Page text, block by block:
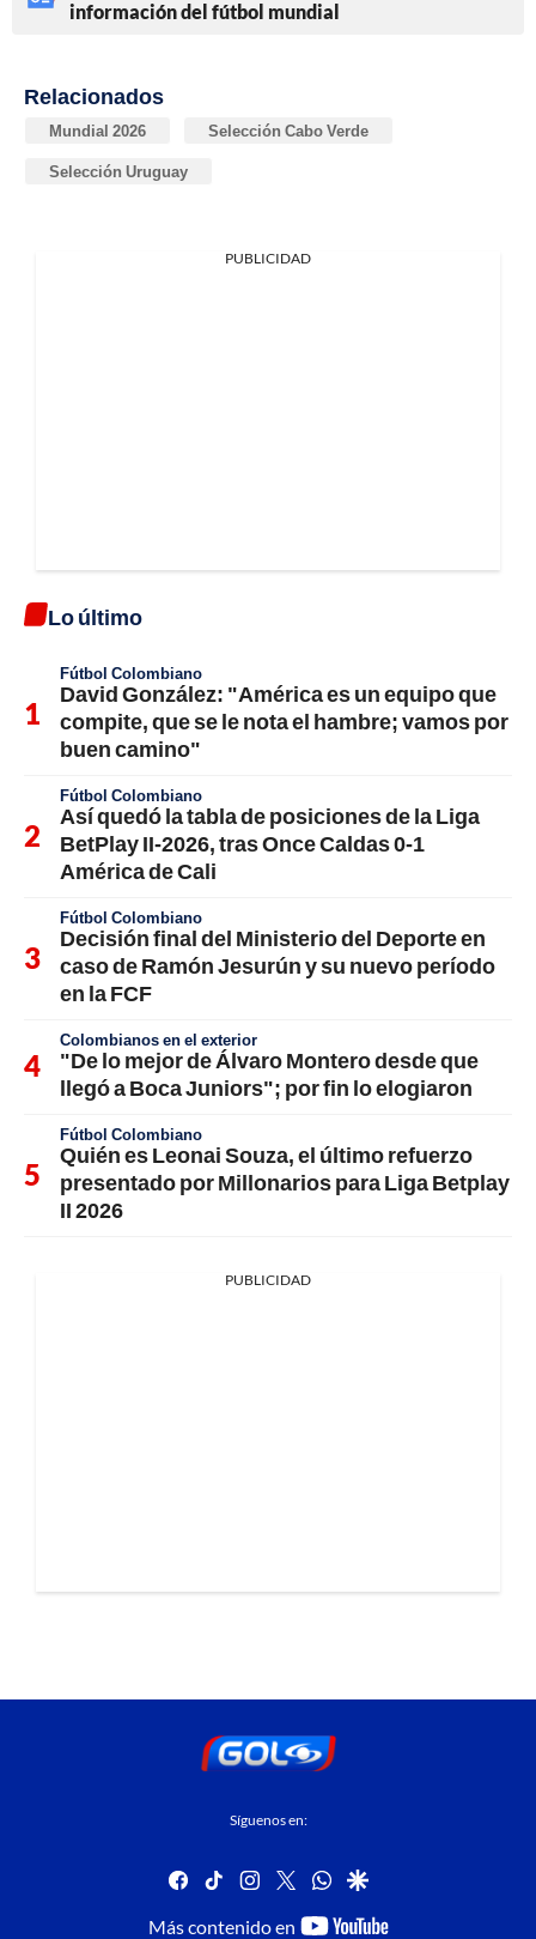
información del fútbol mundial
Relacionados
Mundial 2026 Selección Cabo Verde
Selección Uruguay
PUBLICIDAD
Lo último
Fútbol Colombiano
David González: "América es un equipo que
compite, que se le nota el hambre; vamos por
buen camino"
Fútbol Colombiano
Así quedó la tabla de posiciones de la Liga
BetPlay II-2026, tras Once Caldas 0-1
América de Cali
Fútbol Colombiano
Decisión final del Ministerio del Deporte en
caso de Ramón Jesurún y su nuevo período
en la FCF
Colombianos en el exterior
"De lo mejor de Álvaro Montero desde que
llegó a Boca Juniors"; por fin lo elogiaron
Fútbol Colombiano
Quién es Leonai Souza, el último refuerzo
presentado por Millonarios para Liga Betplay
II 2026
PUBLICIDAD
Síguenos en:
facebook
tiktok instagram
twitterwhatsapp
google
Más contenido en
youtube-